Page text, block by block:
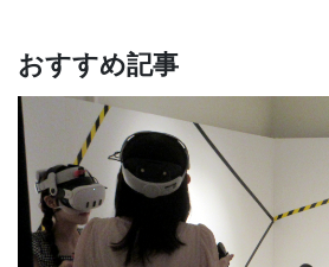
おすすめ記事